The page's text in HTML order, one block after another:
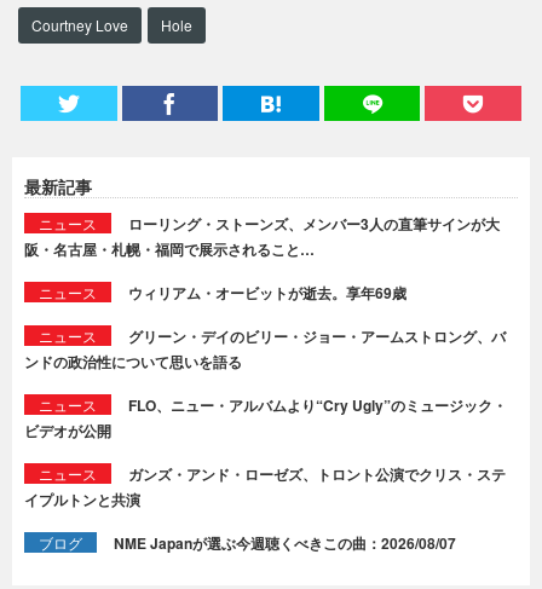
Courtney Love Hole
最新記事
ニュース
ローリング・ストーンズ、メンバー3人の直筆サインが大
阪・名古屋・札幌・福岡で展示されること…
ニュース ウィリアム・オービットが逝去。享年69歳
ニュース
グリーン・デイのビリー・ジョー・アームストロング、バ
ンドの政治性について思いを語る
ニュース
FLO、ニュー・アルバムより“Cry Ugly”のミュージック・
ビデオが公開
ニュース
ガンズ・アンド・ローゼズ、トロント公演でクリス・ステ
イプルトンと共演
ブログ NME Japanが選ぶ今週聴くべきこの曲：2026/08/07